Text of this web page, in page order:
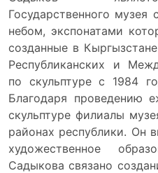
Государственного
небом, экспонатами
созданные в
Республиканских и
по скульптуре с 1984
Благодаря проведению
скульптуре филиалы
районах республики. Он
художественное
Садыкова связано